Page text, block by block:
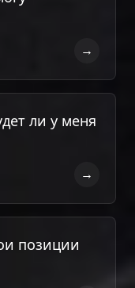
→
ли у меня
→
позиции